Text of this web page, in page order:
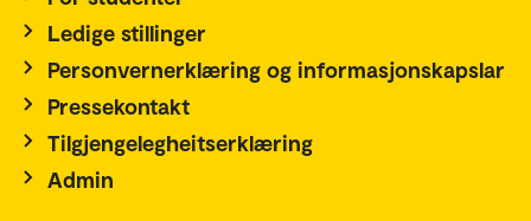
Ledige stillinger
Personvernerklæring og informasjonskapslar
Pressekontakt
Tilgjengelegheitserklæring
Admin